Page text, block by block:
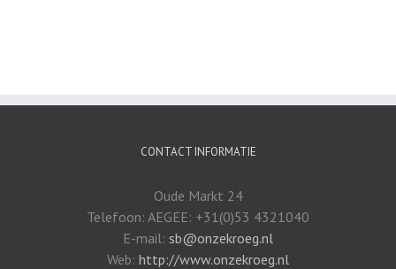
CONTACT INFORMATIE
Oude Markt 24
Telefoon: AEGEE: +31(0)53 4321040
E-mail: sb@onzekroeg.nl
Web: http://www.onzekroeg.nl